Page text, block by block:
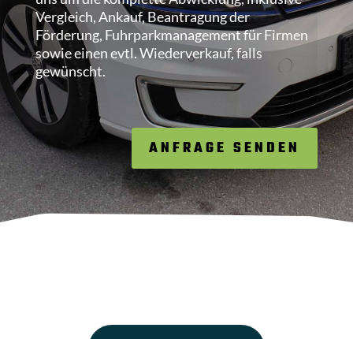
Vergleich, Ankauf, Beantragung der
Förderung, Fuhrparkmanagement für Firmen
sowie einen evtl. Wiederverkauf, falls
gewünscht.
ANFRAGE SENDEN